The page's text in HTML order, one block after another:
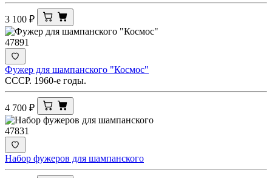
3 100 ₽
47891
Фужер для шампанского "Космос"
СССР. 1960-е годы.
4 700 ₽
47831
Набор фужеров для шампанского